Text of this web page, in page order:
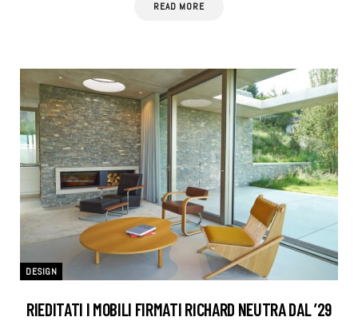
READ MORE
DESIGN
RIEDITATI I MOBILI FIRMATI RICHARD NEUTRA DAL ’29